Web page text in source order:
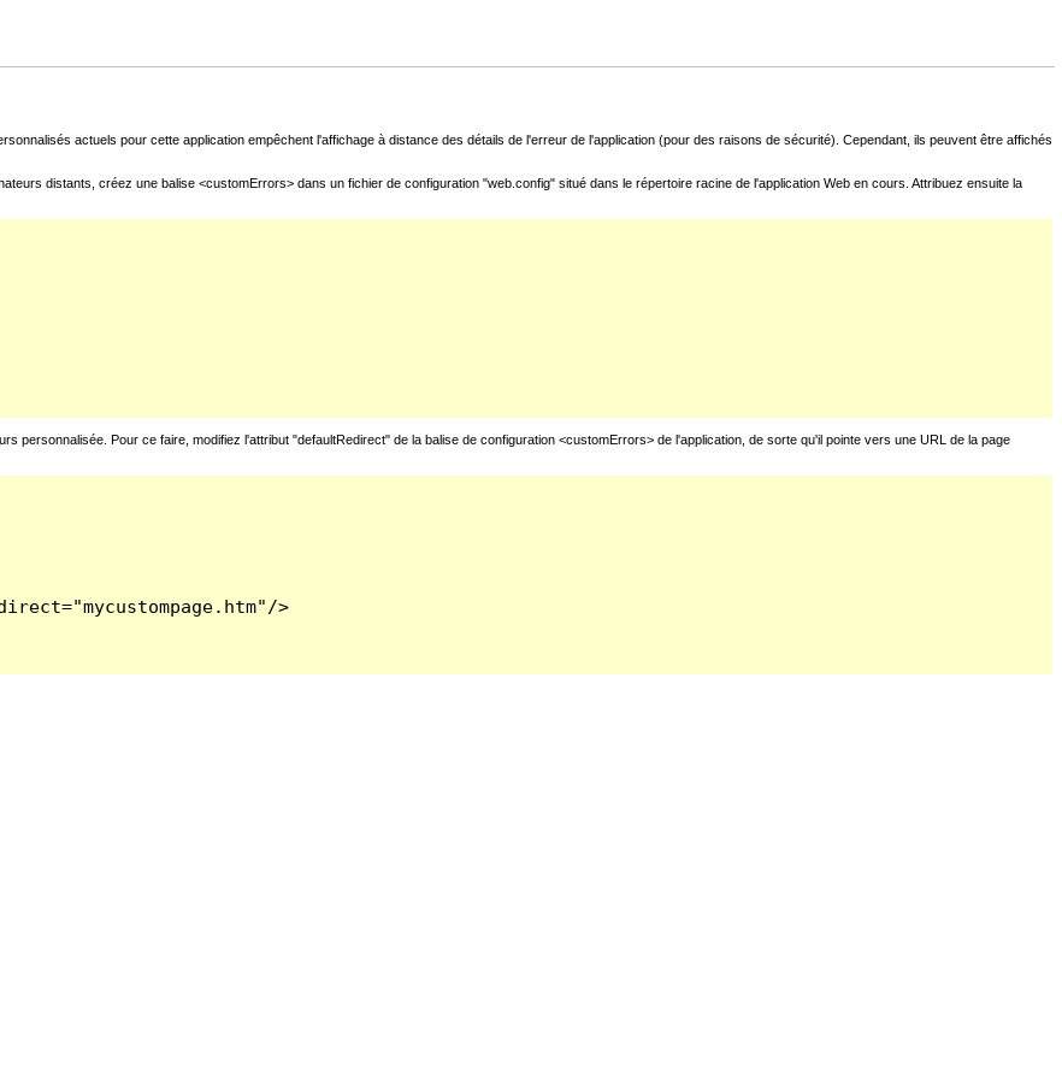
actuels pour cette application empêchent l'affichage à distance des détails de l'erreur de l'application (pour des raisons de sécurité). Cependant, ils peuvent être affichés
distants, créez une balise <customErrors> dans un fichier de configuration "web.config" situé dans le répertoire racine de l'application Web en cours. Attribuez ensuite la
personnalisée. Pour ce faire, modifiez l'attribut "defaultRedirect" de la balise de configuration <customErrors> de l'application, de sorte qu'il pointe vers une URL de la page
>